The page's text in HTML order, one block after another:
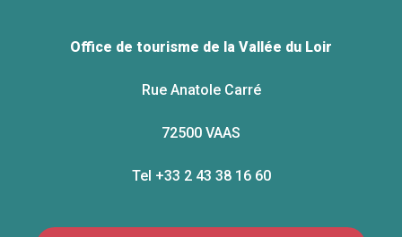
Office de tourisme de la Vallée du Loir
Rue Anatole Carré
72500 VAAS
Tel +33 2 43 38 16 60